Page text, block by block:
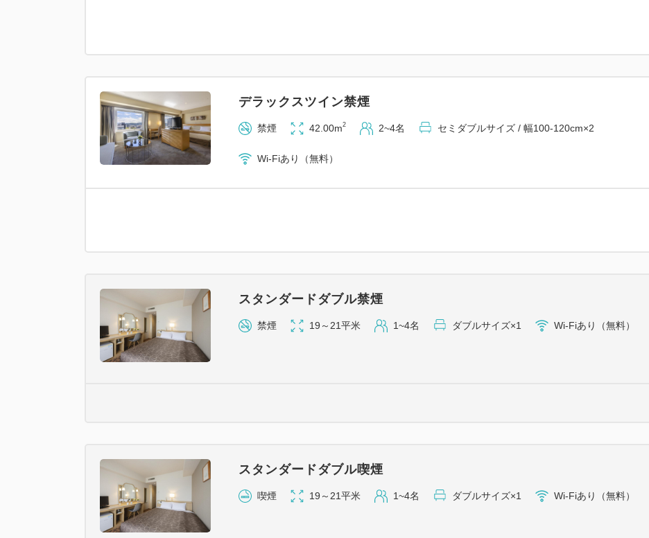
デラックスツイン禁煙
禁煙 42.00m2 2~4名 セミダブルサイズ / 幅100-120cm×2
Wi-Fiあり（無料）
スタンダードダブル禁煙
禁煙 19～21平米 1~4名 ダブルサイズ×1 Wi-Fiあり（無料）
スタンダードダブル喫煙
喫煙 19～21平米 1~4名 ダブルサイズ×1 Wi-Fiあり（無料）